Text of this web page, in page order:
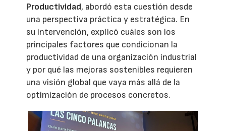
Productividad, abordó esta cuestión desde
una perspectiva práctica y estratégica. En
su intervención, explicó cuáles son los
principales factores que condicionan la
productividad de una organización industrial
y por qué las mejoras sostenibles requieren
una visión global que vaya más allá de la
optimización de procesos concretos.